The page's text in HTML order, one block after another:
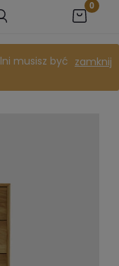
zamknij
musisz być